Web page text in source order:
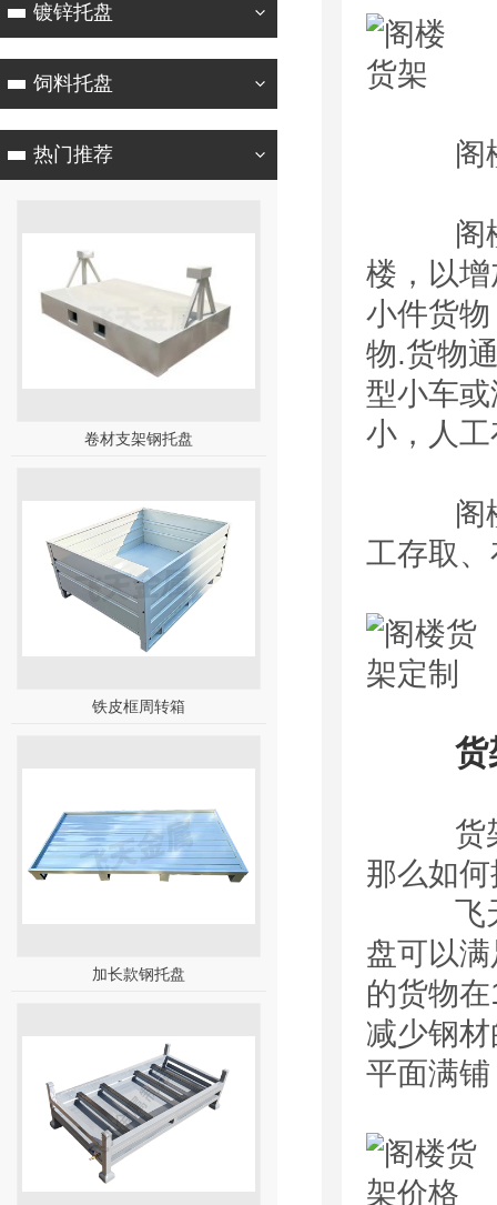
镀锌托盘
饲料托盘
热门推荐
卷材支架钢托盘
铁皮框周转箱
加长款钢托盘
阁楼
阁楼式
楼，以
小件货
物.货物
型小车
小，人
阁楼货
工存取
货架
货架的
那么如
飞天会
盘可以
的货物
减少钢
平面满